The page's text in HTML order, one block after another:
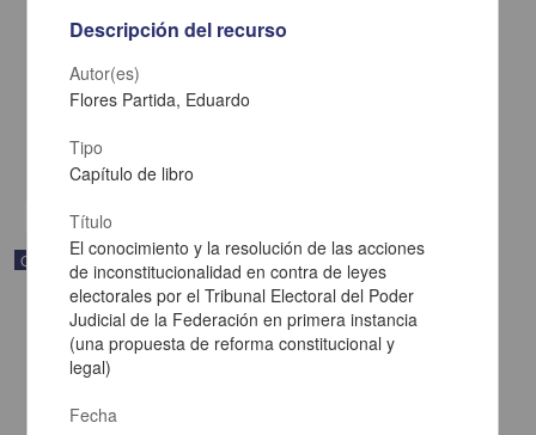
Carta de José María Maytorena a Francisco I. Madero en la que
Maytorena, José María
[sin fecha]
Correspondencia postal
Descripción del recurso
Autor(es)
Flores Partida, Eduardo
Tipo
Capítulo de libro
Título
El conocimiento y la resolución de las acciones
de inconstitucionalidad en contra de leyes
electorales por el Tribunal Electoral del Poder
Judicial de la Federación en primera instancia
(una propuesta de reforma constitucional y
legal)
Fecha